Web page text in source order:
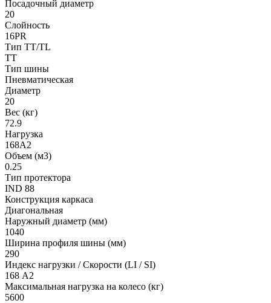
Посадочный диаметр
20
Слойность
16PR
Тип TT/TL
TT
Тип шины
Пневматическая
Диаметр
20
Вес (кг)
72.9
Нагрузка
168A2
Объем (м3)
0.25
Тип протектора
IND 88
Конструкция каркаса
Диагональная
Наружный диаметр (мм)
1040
Ширина профиля шины (мм)
290
Индекс нагрузки / Скорости (LI / SI)
168 А2
Максимальная нагрузка на колесо (кг)
5600